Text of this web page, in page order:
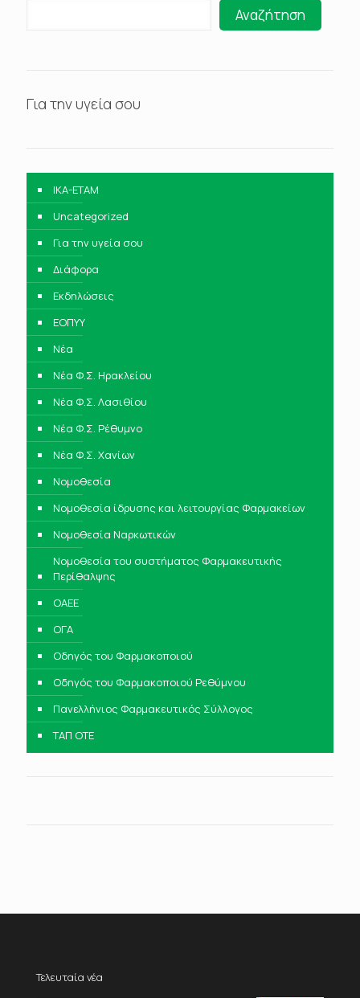
Αναζήτηση
Για την υγεία σου
IKA-ETAM
Uncategorized
Για την υγεία σου
Διάφορα
Εκδηλώσεις
ΕΟΠΥΥ
Νέα
Νέα Φ.Σ. Ηρακλείου
Νέα Φ.Σ. Λασιθίου
Νέα Φ.Σ. Ρέθυμνο
Νέα Φ.Σ. Χανίων
Νομοθεσία
Νομοθεσία ίδρυσης και λειτουργίας Φαρμακείων
Νομοθεσία Ναρκωτικών
Νομοθεσία του συστήματος Φαρμακευτικής
Περίθαλψης
ΟΑΕΕ
ΟΓΑ
Οδηγός του Φαρμακοποιού
Οδηγός του Φαρμακοποιού Ρεθύμνου
Πανελλήνιος Φαρμακευτικός Σύλλογος
ΤΑΠ ΟΤΕ
Τελευταία νέα